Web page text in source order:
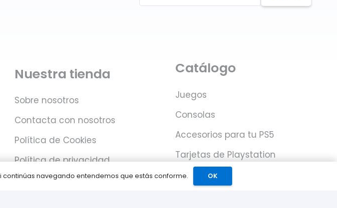
Nuestra tienda
Sobre nosotros
Contacta con nosotros
Política de Cookies
Política de privacidad
Catálogo
Juegos
Consolas
Accesorios para tu PS5
Tarjetas de Playstation
Network
continúas navegando entendemos que estás conforme. OK